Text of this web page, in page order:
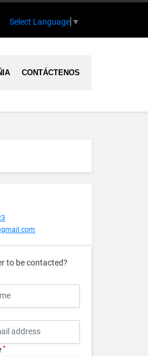
Select Language ▼
CONTÁCTENOS
to be contacted?
*